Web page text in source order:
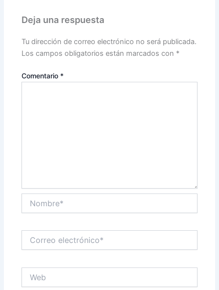
Deja una respuesta
Tu dirección de correo electrónico no será publicada.
Los campos obligatorios están marcados con *
Comentario *
electrónico*